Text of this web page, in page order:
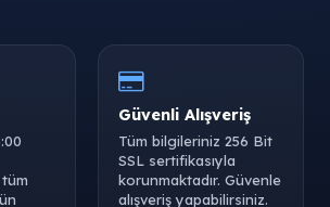
Güvenli Alışveriş
Tüm bilgileriniz 256 Bit
SSL sertifikasıyla
korunmaktadır. Güvenle
alışveriş yapabilirsiniz.